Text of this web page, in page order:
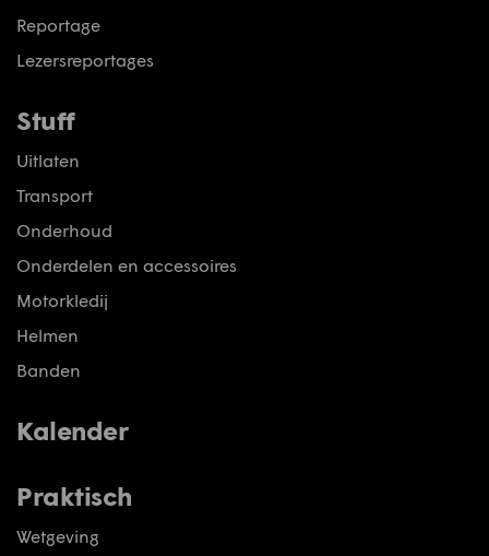
Reportage
Lezersreportages
Stuff
Uitlaten
Transport
Onderhoud
Onderdelen en accessoires
Motorkledij
Helmen
Banden
Kalender
Praktisch
Wetgeving